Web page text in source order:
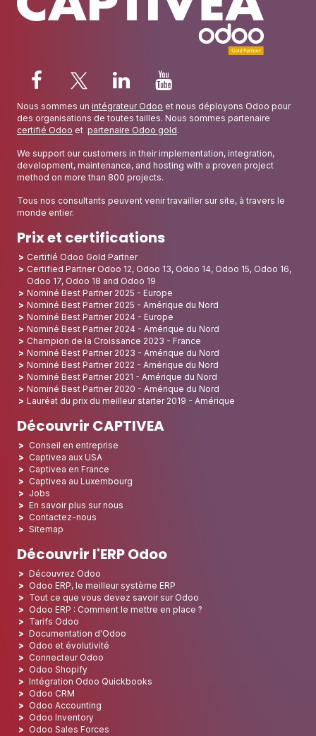
Nous sommes un intégrateur Odoo et nous déployons Odoo pour
des organisations de toutes tailles. Nous sommes partenaire
certifié Odoo et partenaire Odoo gold.
We support our customers in their implementation, integration,
development, maintenance, and hosting with a proven project
method on more than 800 projects.
Tous nos consultants peuvent venir travailler sur site, à travers le
monde entier.
Prix et certifications
Certifié Odoo Gold Partner
Certified Partner Odoo 12, Odoo 13, Odoo 14, Odoo 15, Odoo 16,
Odoo 17, Odoo 18 and Odoo 19
Nominé Best Partner 2025 - Europe
Nominé Best Partner 2025 - Amérique du Nord
Nominé Best Partner 2024 - Europe
Nominé Best Partner 2024 - Amérique du Nord
Champion de la Croissance 2023 - France
Nominé Best Partner 2023 - Amérique du Nord
Nominé Best Partner 2022 - Amérique du Nord
Nominé Best Partner 2021 - Amérique du Nord
Nominé Best Partner 2020 - Amérique du Nord
Lauréat du prix du meilleur starter 2019 - Amérique
Découvrir CAPTIVEA
Conseil en entreprise
Captivea aux USA
Captivea en France
Captivea au Luxembourg
Jobs
En savoir plus sur nous
Contactez-nous
Sitemap
Découvrir l'ERP Odoo
Découvrez Odoo
Odoo ERP, le meilleur système ERP
Tout ce que vous devez savoir sur Odoo
Odoo ERP : Comment le mettre en place ?
Tarifs Odoo
Documentation d'Odoo
Odoo et évolutivité
Connecteur Odoo
Odoo Shopify
Intégration Odoo Quickbooks
Odoo CRM
Odoo Accounting
Odoo Inventory
Odoo Sales Forces